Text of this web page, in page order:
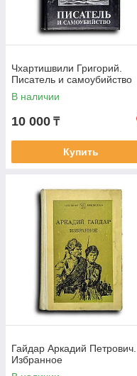
Чхартишвили Григорий.
Писатель и самоубийство
В наличии
10 000 ₸
Купить
Гайдар Аркадий Петрович.
Избранное